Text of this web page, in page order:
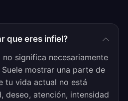
que eres infiel?
no significa necesariamente
mostrar una parte de
tu vida actual no está
deseo, atención, intensidad